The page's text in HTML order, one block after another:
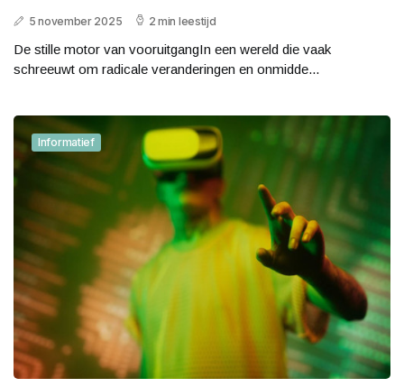
5 november 2025 2 min leestijd
De stille motor van vooruitgangIn een wereld die vaak
schreeuwt om radicale veranderingen en onmidde...
Informatief